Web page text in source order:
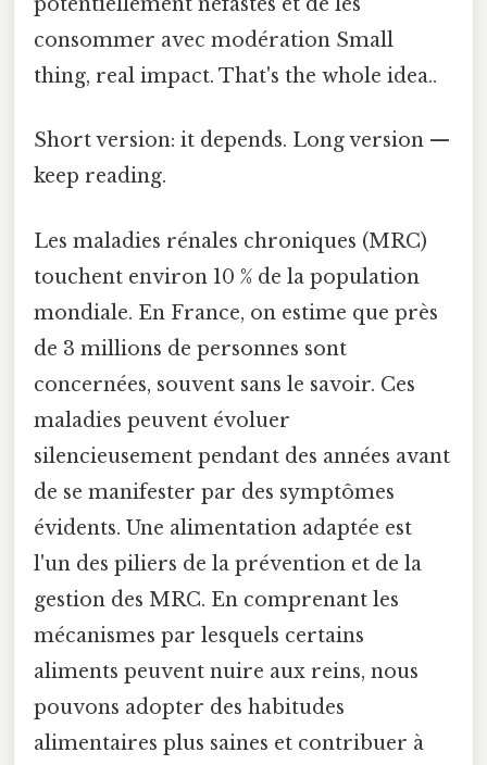
consommer avec modération Small
thing, real impact. That's the whole idea..
Short version: it depends. Long version —
keep reading.
Les maladies rénales chroniques (MRC)
touchent environ 10 % de la population
mondiale. En France, on estime que près
de 3 millions de personnes sont
concernées, souvent sans le savoir. Ces
maladies peuvent évoluer
silencieusement pendant des années avant
de se manifester par des symptômes
évidents. Une alimentation adaptée est
l'un des piliers de la prévention et de la
gestion des MRC. En comprenant les
mécanismes par lesquels certains
aliments peuvent nuire aux reins, nous
pouvons adopter des habitudes
alimentaires plus saines et contribuer à